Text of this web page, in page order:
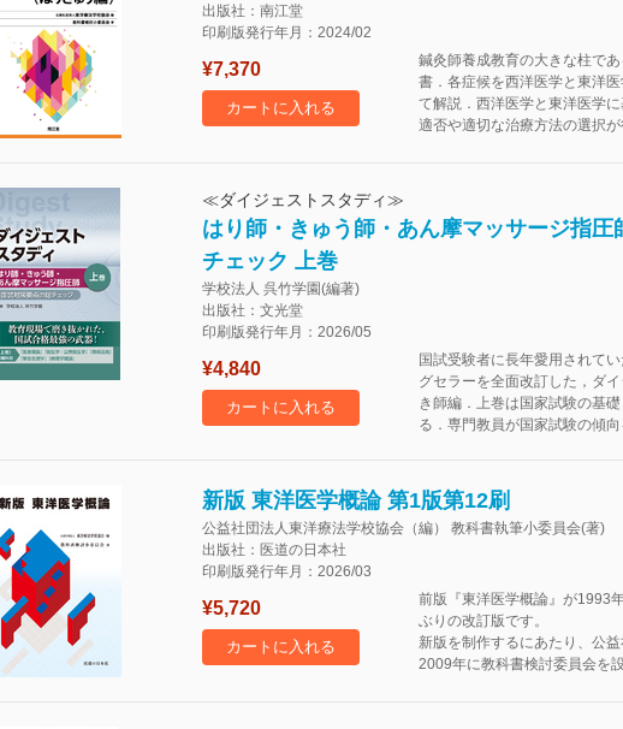
出版社：南江堂
印刷版発行年月：2024/02
¥7,370
カートに入れる
鍼灸師養成教育の大きな柱で
書．各症候を西洋医学と東洋
て解説．西洋医学と東洋医学
適否や適切な治療方法の選択
≪ダイジェストスタディ≫
はり師・きゅう師・あん摩マッサージ指圧
チェック 上巻
学校法人 呉竹学園(編著)
出版社：文光堂
印刷版発行年月：2026/05
¥4,840
カートに入れる
国試受験者に長年愛用されて
グセラーを全面改訂した，ダ
き師編．上巻は国家試験の基
る．専門教員が国家試験の傾
新版 東洋医学概論 第1版第12刷
公益社団法人東洋療法学校協会（編） 教科書執筆小委員会(著)
出版社：医道の日本社
印刷版発行年月：2026/03
¥5,720
カートに入れる
前版『東洋医学概論』が1993
ぶりの改訂版です。
新版を制作するにあたり、公
2009年に教科書検討委員会を